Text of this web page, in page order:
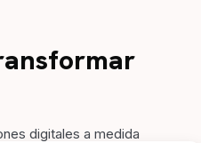
digitales a medida